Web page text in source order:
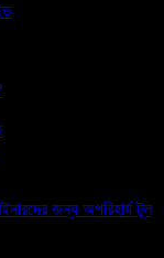
জন্য অপরিহার্য টুল